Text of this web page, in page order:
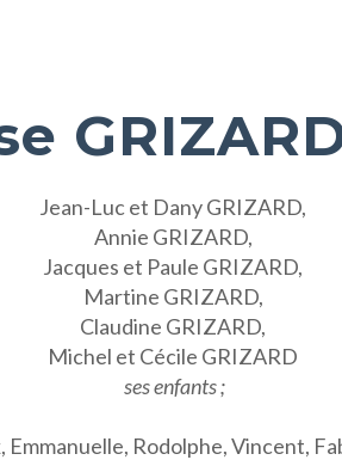
Jean-Luc et Dany GRIZARD,
Annie GRIZARD,
Jacques et Paule GRIZARD,
Martine GRIZARD,
Claudine GRIZARD,
Michel et Cécile GRIZARD
ses enfants ;
Emmanuelle, Rodolphe, Vincent,